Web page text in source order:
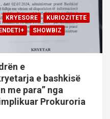
KRYESORE
KURIOZITETE
SHOWBIZ
e
e bashkisë
me para” nga
Prokuroria